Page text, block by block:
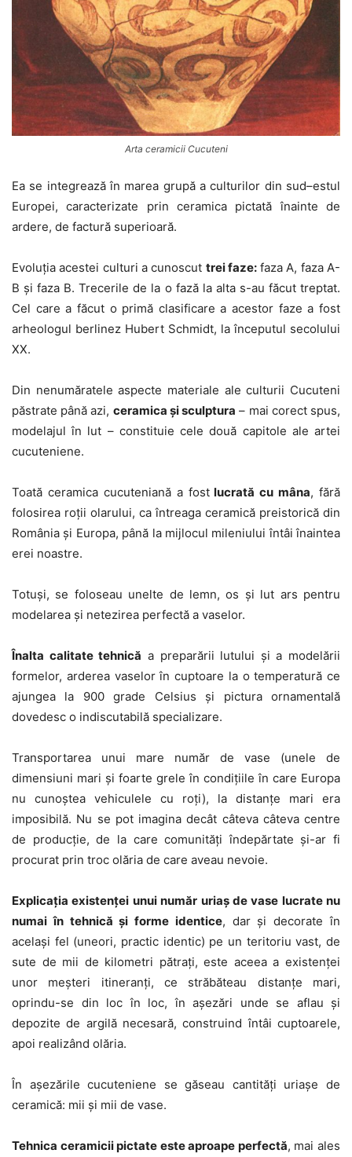
Arta ceramicii Cucuteni
Ea se integrează în marea grupă a culturilor din sud–estul
Europei, caracterizate prin ceramica pictată înainte de
ardere, de factură superioară.
Evoluția acestei culturi a cunoscut trei faze:faza A, faza A-
B și faza B. Trecerile de la o fază la alta s-au făcut treptat.
Cel care a făcut o primă clasificare a acestor faze a fost
arheologul berlinez Hubert Schmidt, la începutul secolului
XX.
Din nenumăratele aspecte materiale ale culturii Cucuteni
păstrate până azi, ceramica și sculptura – mai corect spus,
modelajul în lut – constituie cele două capitole ale artei
cucuteniene.
Toată ceramica cucuteniană a fostlucrată cu mâna, fără
folosirea roții olarului, ca întreaga ceramică preistorică din
România și Europa, până la mijlocul mileniului întâi înaintea
erei noastre.
Totuși, se foloseau unelte de lemn, os și lut ars pentru
modelarea și netezirea perfectă a vaselor.
Înalta calitate tehnică a preparării lutului și a modelării
formelor, arderea vaselor în cuptoare la o temperatură ce
ajungea la 900 grade Celsius și pictura ornamentală
dovedesc o indiscutabilă specializare.
Transportarea unui mare număr de vase (unele de
dimensiuni mari și foarte grele în condițiile în care Europa
nu cunoștea vehiculele cu roți), la distanțe mari era
imposibilă. Nu se pot imagina decât câteva câteva centre
de producție, de la care comunități îndepărtate și-ar fi
procurat prin troc olăria de care aveau nevoie.
Explicația existenței unui număr uriaș de vase lucrate nu
numai în tehnică și forme identice, dar și decorate în
același fel (uneori, practic identic) pe un teritoriu vast, de
sute de mii de kilometri pătrați, este aceea a existenței
unor meșteri itineranți, ce străbăteau distanțe mari,
oprindu-se din loc în loc, în așezări unde se aflau și
depozite de argilă necesară, construind întâi cuptoarele,
apoi realizând olăria.
În așezările cucuteniene se găseau cantități uriașe de
ceramică: mii și mii de vase.
Tehnica ceramicii pictate este aproape perfectă, mai ales